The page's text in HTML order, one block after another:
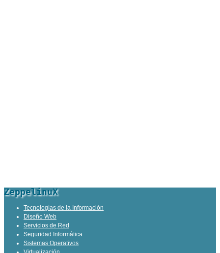
ZeppelinuX
Tecnologías de la Información
Diseño Web
Servicios de Red
Seguridad Informática
Sistemas Operativos